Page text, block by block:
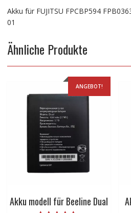
Akku für FUJITSU FPCBP594
01
Ähnliche Produkte
ANGEBOT!
Akku modell für Beeline Dual